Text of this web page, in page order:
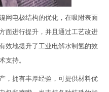
网电极结构的优化，在吸附表面
面进行提升，并且通过工艺改进
效地提升了工业电解水制氢的效
支持。
，拥有丰厚经验，可提供材料优